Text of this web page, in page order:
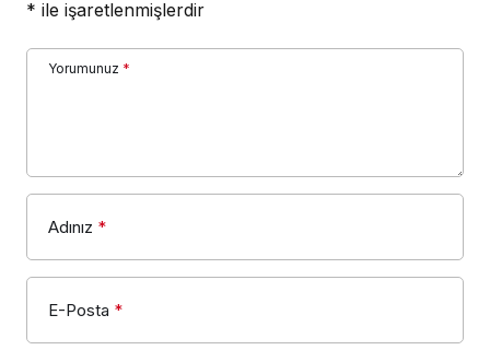
* ile işaretlenmişlerdir
Yorumunuz *
Adınız *
E-Posta *